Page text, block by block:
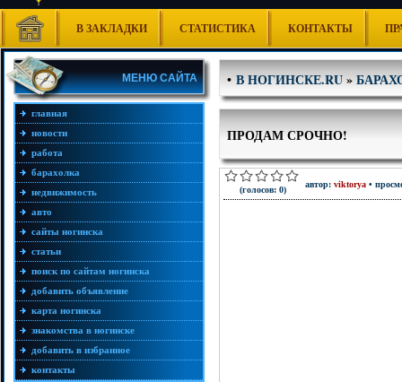
В ЗАКЛАДКИ СТАТИСТИКА КОНТАКТЫ
МЕНЮ САЙТА
главная
новости
работа
барахолка
недвижимость
авто
сайты ногинска
статьи
поиск по сайтам ногинска
добавить объявление
карта ногинска
знакомства в ногинске
добавить в избранное
контакты
•В НОГИНСКЕ.RU»
ПРОДАМ СРОЧНО!
(голосов: 0)
автор: viktorya •